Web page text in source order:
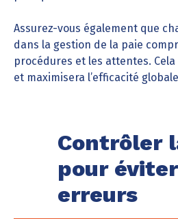
Assurez-vous également que
dans la gestion de la paie
procédures et les attentes.
et maximisera l’efficacité
Contrôler
pour
erreurs